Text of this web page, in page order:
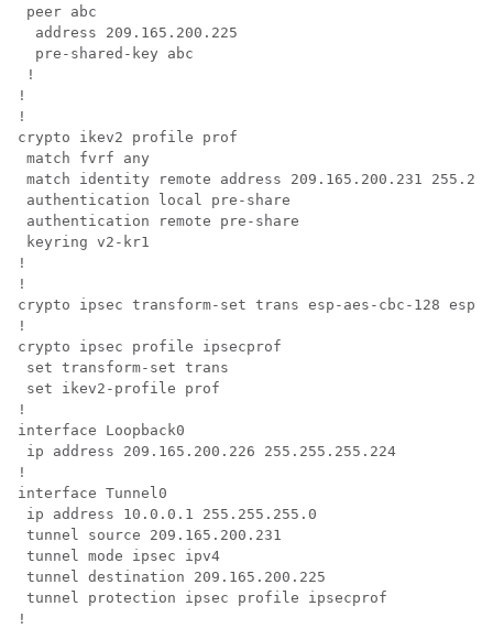
peer abc
  address 209.165.200.225
  pre-shared-key abc
!
!
!
crypto ikev2 profile prof
match fvrf any
match identity remote address 209.165.200.231
authentication local pre-share
authentication remote pre-share
keyring v2-kr1
!
!
crypto ipsec transform-set trans esp-aes-cbc-128 esp-
!
crypto ipsec profile ipsecprof
set transform-set trans
set ikev2-profile prof
!
interface Loopback0
ip address 209.165.200.226 255.255.255.224
!
interface Tunnel0
ip address 10.0.0.1 255.255.255.0
tunnel source 209.165.200.231
tunnel mode ipsec ipv4
tunnel destination 209.165.200.225
tunnel protection ipsec profile ipsecprof
!